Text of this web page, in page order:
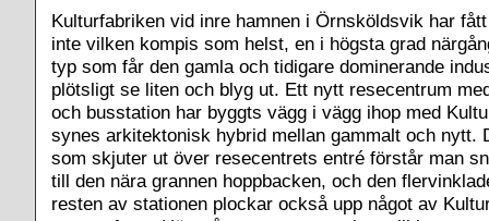
Kulturfabriken vid inre hamnen i Örnsköldsvik har
inte vilken kompis som helst, en i högsta grad
typ som får den gamla och tidigare dominerande
plötsligt se liten och blyg ut. Ett nytt resecentrum
och busstation har byggts vägg i vägg ihop med
synes arkitektonisk hybrid mellan gammalt och nytt.
som skjuter ut över resecentrets entré förstår man
till den nära grannen hoppbacken, och den
resten av stationen plockar också upp något av